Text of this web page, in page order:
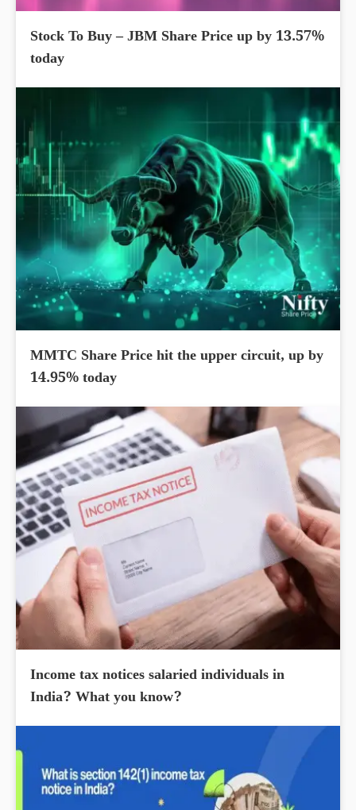
Stock To Buy – JBM Share Price up by 13.57%
today
MMTC Share Price hit the upper circuit, up by
14.95% today
Income tax notices salaried individuals in
India? What you know?